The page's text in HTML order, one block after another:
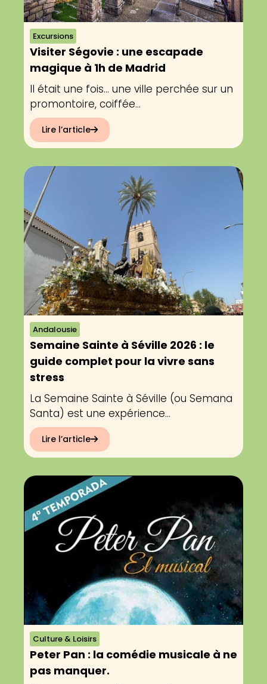
Excursions
Visiter Ségovie : une escapade
magique à 1h de Madrid
Il était une fois… une ville perchée sur un
promontoire, coiffée...
Lire l’article
Andalousie
Semaine Sainte à Séville 2026 : le
guide complet pour la vivre sans
stress
La Semaine Sainte à Séville (ou Semana
Santa) est une expérience...
Lire l’article
Culture & Loisirs
Peter Pan : la comédie musicale à ne
pas manquer.